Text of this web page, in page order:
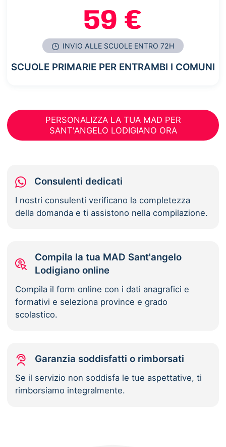
59 €
INVIO ALLE SCUOLE ENTRO 72H
SCUOLE PRIMARIE PER ENTRAMBI I COMUNI
PERSONALIZZA LA TUA MAD PER
SANT'ANGELO LODIGIANO ORA
Consulenti dedicati
I nostri consulenti verificano la completezza
della domanda e ti assistono nella compilazione.
Compila la tua MAD Sant'angelo
Lodigiano online
Compila il form online con i dati anagrafici e
formativi e seleziona province e grado
scolastico.
Garanzia soddisfatti o rimborsati
Se il servizio non soddisfa le tue aspettative, ti
rimborsiamo integralmente.